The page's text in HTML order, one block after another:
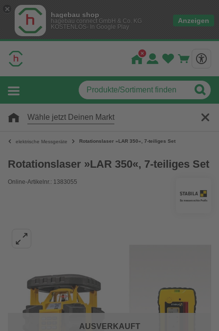
hagebau shop
hagebau connect GmbH & Co. KG
KOSTENLOS- In Google Play
Anzeigen
Wähle jetzt Deinen Markt
elektrische Messgeräte Rotationslaser »LAR 350«, 7-teiliges Set
Rotationslaser »LAR 350«, 7-teiliges Set
Online-Artikelnr.: 1383055
AUSVERKAUFT